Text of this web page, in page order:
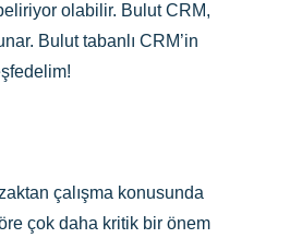
olabilir. Bulut CRM,
Bulut tabanlı CRM’in
çalışma konusunda
çok daha kritik bir önem